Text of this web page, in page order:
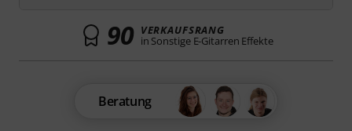
90 VERKAUFSRANG
in Sonstige E-Gitarren Effekte
Beratung